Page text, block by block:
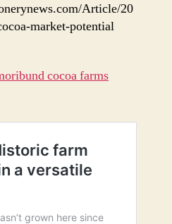
Article/20
market-potential
cocoa farms